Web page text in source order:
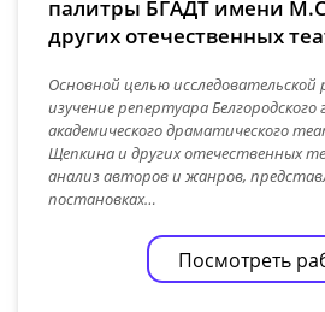
палитры БГАДТ имени
других отечественных
Основной целью
изучение репертуара Белгородского
академического драматического
Щепкина и других отечественных
анализ авторов и жанров,
постановках…
Посмотреть